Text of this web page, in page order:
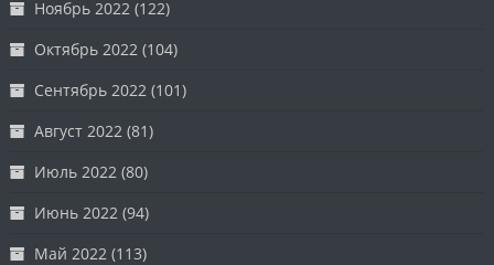
Ноябрь 2022 (122)
Октябрь 2022 (104)
Сентябрь 2022 (101)
Август 2022 (81)
Июль 2022 (80)
Июнь 2022 (94)
Май 2022 (113)